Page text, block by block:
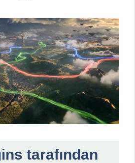
tarafından